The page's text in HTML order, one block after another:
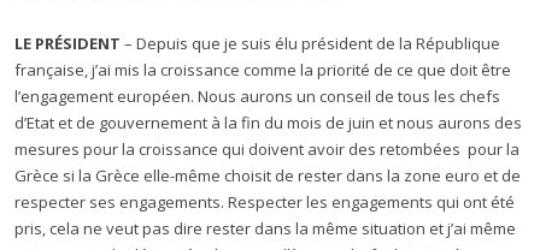
LE PRÉSIDENT – Depuis que je suis élu président de la République
française, j’ai mis la croissance comme la priorité de ce que doit être
l’engagement européen. Nous aurons un conseil de tous les chefs
d’Etat et de gouvernement à la fin du mois de juin et nous aurons des
mesures pour la croissance qui doivent avoir des retombées pour la
Grèce si la Grèce elle-même choisit de rester dans la zone euro et de
respecter ses engagements. Respecter les engagements qui ont été
pris, cela ne veut pas dire rester dans la même situation et j’ai même